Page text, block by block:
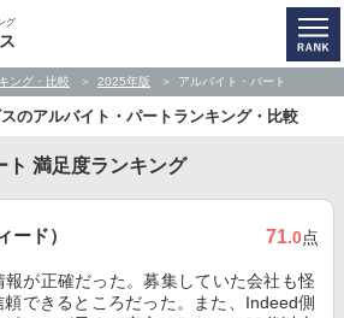
グ
ング・比較 2025年版 アルバイト・パート
スのアルバイト・パートランキング・比較
ト 満足度ランキング
ード） 71.0点
が正確だった。募集していた会社も怪
頼できるところだった。また、Indeed側